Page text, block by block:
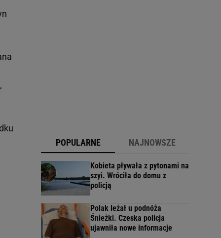
POPULARNE NAJNOWSZE
Kobieta pływała z pytonami na
szyi. Wróciła do domu z
policją
Polak leżał u podnóża
Śnieżki. Czeska policja
ujawniła nowe informacje